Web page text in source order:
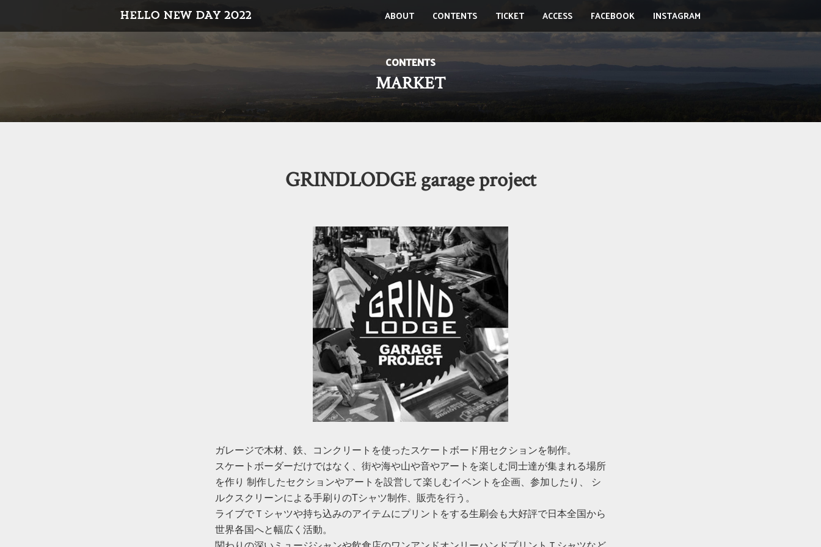
ABOUT CONTENTS TICKET ACCESS FACEBOOK INSTAGRAM
CONTENTS
MARKET
GRINDLODGE garage project
ガレージで木材、鉄、コンクリートを使ったスケートボード用セクションを制作。
スケートボーダーだけではなく、街や海や山や音やアートを楽しむ同士達が集まれる場所
を作り 制作したセクションやアートを設営して楽しむイベントを企画、参加したり、 シ
ルクスクリーンによる手刷りのTシャツ制作、販売を行う。
ライブでＴシャツや持ち込みのアイテムにプリントをする生刷会も大好評で日本全国から
世界各国へと幅広く活動。